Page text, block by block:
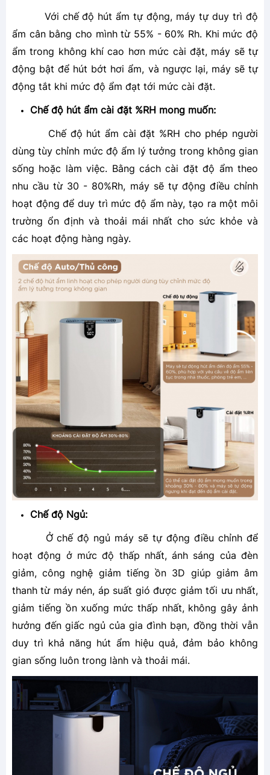
Với chế độ hút ẩm tự động, máy tự duy trì độ
ẩm cân bằng cho mình từ 55% - 60% Rh. Khi mức độ
ẩm trong không khí cao hơn mức cài đặt, máy sẽ tự
động bật để hút bớt hơi ẩm, và ngược lại, máy sẽ tự
động tắt khi mức độ ẩm đạt tới mức cài đặt.
Chế độ hút ẩm cài đặt %RH mong muốn:
Chế độ hút ẩm cài đặt %RH cho phép người
dùng tùy chỉnh mức độ ẩm lý tưởng trong không gian
sống hoặc làm việc. Bằng cách cài đặt độ ẩm theo
nhu cầu từ 30 - 80%Rh, máy sẽ tự động điều chỉnh
hoạt động để duy trì mức độ ẩm này, tạo ra một môi
trường ổn định và thoải mái nhất cho sức khỏe và
các hoạt động hàng ngày.
Chế độ Ngủ:
Ở chế độ ngủ máy sẽ tự động điều chỉnh để
hoạt động ở mức độ thấp nhất, ánh sáng của đèn
giảm, công nghệ giảm tiếng ồn 3D giúp giảm âm
thanh từ máy nén, áp suất gió được giảm tối ưu nhất,
giảm tiếng ồn xuống mức thấp nhất, không gây ảnh
hưởng đến giấc ngủ của gia đình bạn, đồng thời vẫn
duy trì khả năng hút ẩm hiệu quả, đảm bảo không
gian sống luôn trong lành và thoải mái.